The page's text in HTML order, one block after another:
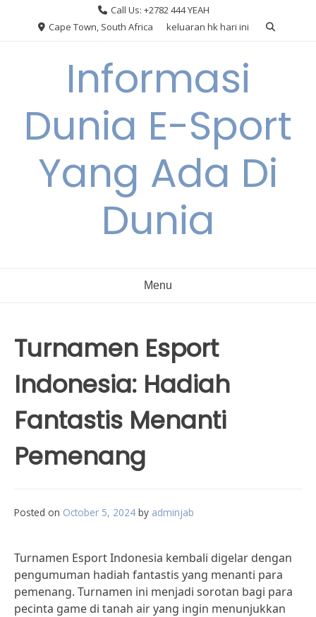
Call Us: +2782 444 YEAH
Cape Town, South Africa
keluaran hk hari ini
Informasi
Dunia E-Sport
Yang Ada Di
Dunia
Menu
Turnamen Esport
Indonesia: Hadiah
Fantastis Menanti
Pemenang
Posted on October 5, 2024 by adminjab
Turnamen Esport Indonesia kembali digelar dengan
pengumuman hadiah fantastis yang menanti para
pemenang. Turnamen ini menjadi sorotan bagi para
pecinta game di tanah air yang ingin menunjukkan